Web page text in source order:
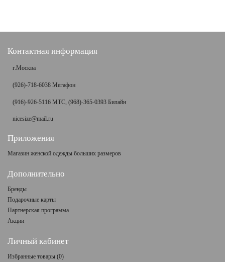
Контактная информация
г.Москва
(926)-718-6038 Мегафон
(916)-926-5116 МТС, (968)-365-0393 Билайн
nicesize@mail.ru
Приложения
Магазин женской одежды больших размеров
Дополнительно
Бренды
Подарочные карты
Партнерская программа
Акции
Личный кабинет
Избранные товары (0)